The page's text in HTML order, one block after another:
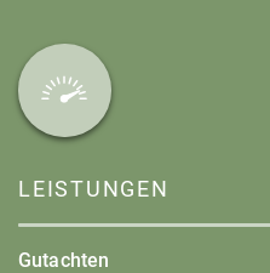
LEISTUNGEN
Gutachten